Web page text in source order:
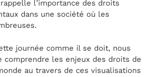
l’importance des droits
dans une société où les
journée comme il se doit, nous
comprendre les enjeux des droits de
au travers de ces visualisations